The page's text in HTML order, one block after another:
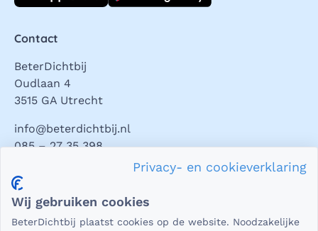
Contact
BeterDichtbij
Oudlaan 4
3515 GA Utrecht
info@beterdichtbij.nl
085 – 27 35 398
Privacy en veiligheid
Privacy- en cookieverklaring
Wij gebruiken cookies
BeterDichtbij plaatst cookies op de website. Noodzakelijke